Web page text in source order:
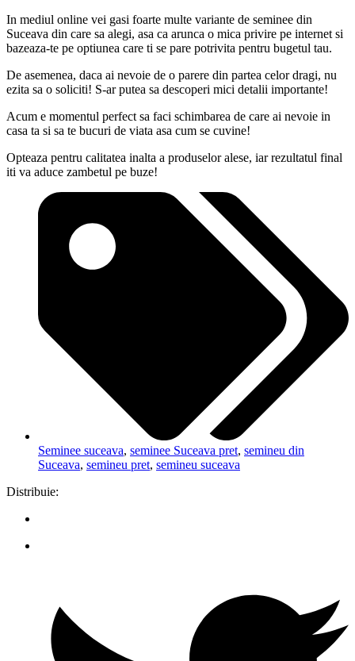
In mediul online vei gasi foarte multe variante de seminee din
Suceava din care sa alegi, asa ca arunca o mica privire pe internet si
bazeaza-te pe optiunea care ti se pare potrivita pentru bugetul tau.
De asemenea, daca ai nevoie de o parere din partea celor dragi, nu
ezita sa o soliciti! S-ar putea sa descoperi mici detalii importante!
Acum e momentul perfect sa faci schimbarea de care ai nevoie in
casa ta si sa te bucuri de viata asa cum se cuvine!
Opteaza pentru calitatea inalta a produselor alese, iar rezultatul final
iti va aduce zambetul pe buze!
Seminee suceava, seminee Suceava pret, semineu din
Suceava, semineu pret, semineu suceava
Distribuie: